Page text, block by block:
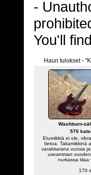
-
You'll
Haun tulokset -
Washburn-
570
Etumikkiä ei ole,
tietoa. Takamikkinä
varakitarana vuosia
useamman
nurkassa tilaa
170 e